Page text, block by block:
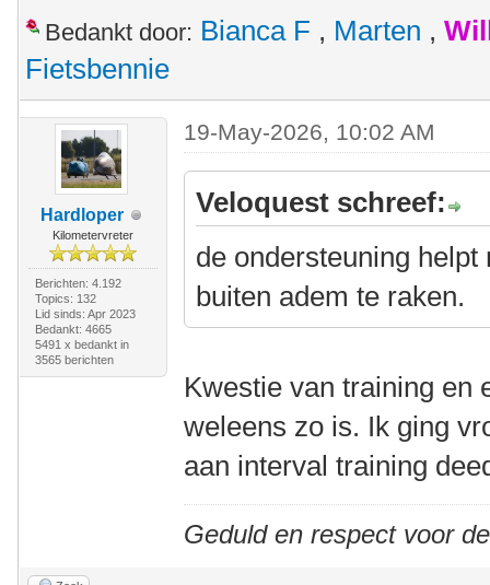
Bedankt door: Bianca F , Marten ,
Fietsbennie
Hardloper
Kilometervreter
Berichten: 4.192
Topics: 132
Lid sinds: Apr 2023
Bedankt: 4665
5491 x bedankt in
3565 berichten
19-May-2026, 10:02 AM
Veloquest schreef:
de ondersteuning
buiten adem te raken.
Kwestie van training en
weleens zo is. Ik ging
aan interval training
Geduld en respect voor